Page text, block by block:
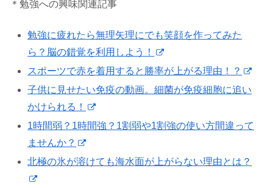
＊勉強への興味関連記事
勉強に疲れたら無理矢理にでも笑顔を作ってみた
ら？脳の錯覚を利用しよう！
スポーツで赤を着用すると勝率が上がる理由！？
子供に見せたい免疫の動画。細菌が免疫細胞に追い
かけられる！
1時間弱？1時間強？1割弱や1割強の使い方間違って
ませんか？
北極の氷が溶けても海水面が上がらない理由とは？